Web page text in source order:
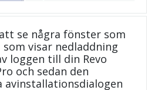
se några fönster som
visar nedladdning
loggen till din Revo
och sedan den
avinstallationsdialogen